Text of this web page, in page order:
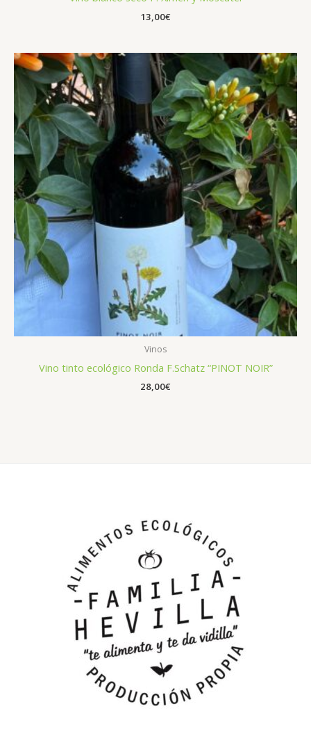
13,00€
Vinos
Vino tinto ecológico Ronda F.Schatz “PINOT NOIR”
28,00€